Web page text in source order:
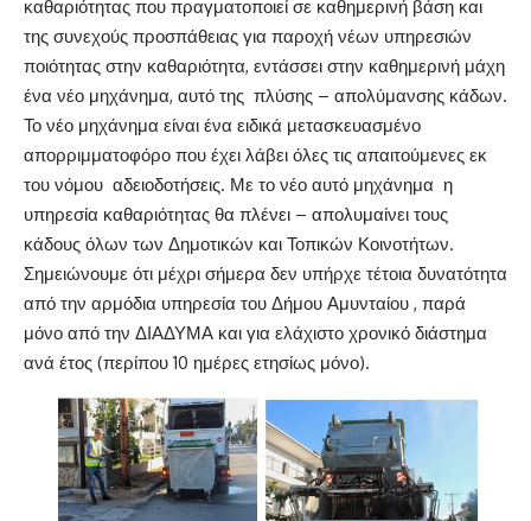
καθαριότητας που πραγματοποιεί σε καθημερινή βάση και
της συνεχούς προσπάθειας για παροχή νέων υπηρεσιών
ποιότητας στην καθαριότητα, εντάσσει στην καθημερινή μάχη
ένα νέο μηχάνημα, αυτό της πλύσης – απολύμανσης κάδων.
Το νέο μηχάνημα είναι ένα ειδικά μετασκευασμένο
απορριμματοφόρο που έχει λάβει όλες τις απαιτούμενες εκ
του νόμου αδειοδοτήσεις. Με το νέο αυτό μηχάνημα η
υπηρεσία καθαριότητας θα πλένει – απολυμαίνει τους
κάδους όλων των Δημοτικών και Τοπικών Κοινοτήτων.
Σημειώνουμε ότι μέχρι σήμερα δεν υπήρχε τέτοια δυνατότητα
από την αρμόδια υπηρεσία του Δήμου Αμυνταίου , παρά
μόνο από την ΔΙΑΔΥΜΑ και για ελάχιστο χρονικό διάστημα
ανά έτος (περίπου 10 ημέρες ετησίως μόνο).